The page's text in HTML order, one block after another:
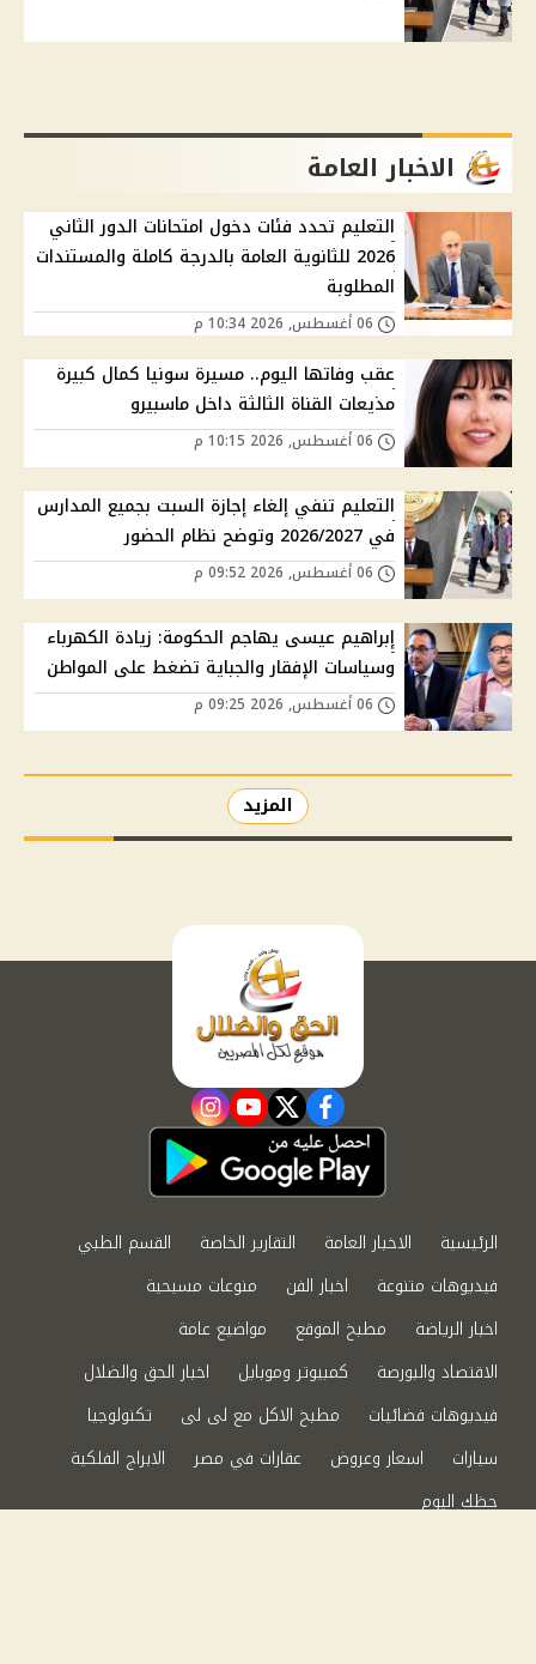
الاخبار العامة
التعليم تحدد فئات دخول امتحانات الدور الثاني
2026 للثانوية العامة بالدرجة كاملة والمستندات
المطلوبة
عقب وفاتها اليوم.. مسيرة سونيا كمال كبيرة
مذيعات القناة الثالثة داخل ماسبيرو
التعليم تنفي إلغاء إجازة السبت بجميع المدارس
في 2026/2027 وتوضح نظام الحضور
إبراهيم عيسى يهاجم الحكومة: زيادة الكهرباء
وسياسات الإفقار والجباية تضغط على المواطن
المزيد
facebook
twitter
youtube
instagram
الرئيسية الاخبار العامة التقارير الخاصة
القسم الطبي
فيديوهات متنوعة
اخبار الفن
منوعات مسيحية
اخبار الرياضة
مطبخ الموقع
مواضيع عامة
الاقتصاد والبورصة
كمبيوتر وموبايل
اخبار الحق والضلال
فيديوهات فضائيات
مطبخ الاكل مع لى لى
تكنولوجيا
سيارات
اسعار وعروض عقارات في مصر
الابراج الفلكية
حظك اليوم